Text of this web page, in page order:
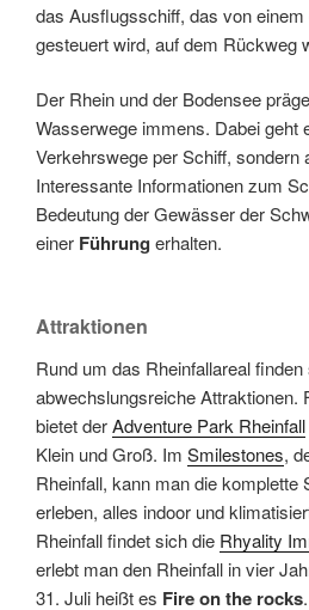
das Ausflugsschiff, das von
gesteuert wird, auf dem Rückweg
Der Rhein und der Bodensee
Wasserwege immens. Dabei geht
Verkehrswege per Schiff, sondern
Interessante Informationen zum
Bedeutung der Gewässer der
einer Führung erhalten.
Attraktionen
Rund um das Rheinfallareal finden
abwechslungsreiche Attraktionen.
bietet derAdventure Park Rheinfall
Klein und Groß. Im Smilestones,
Rheinfall, kann man die komplette
erleben, alles indoor und
Rheinfall findet sich die Rhyality
erlebt man den Rheinfall in vier
31. Juli heißt es Fire on the rocks